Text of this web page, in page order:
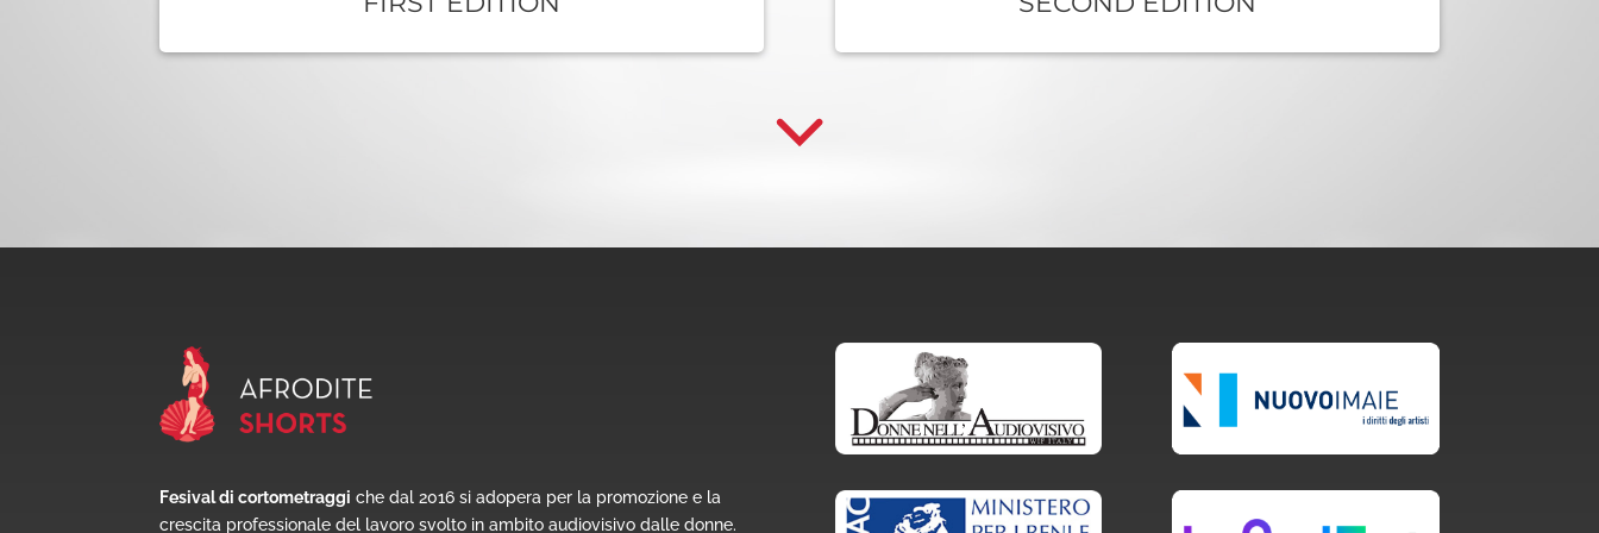
Fesival di cortometraggi che dal 2016 si adopera per la promozione e la
crescita professionale del lavoro svolto in ambito audiovisivo dalle donne.